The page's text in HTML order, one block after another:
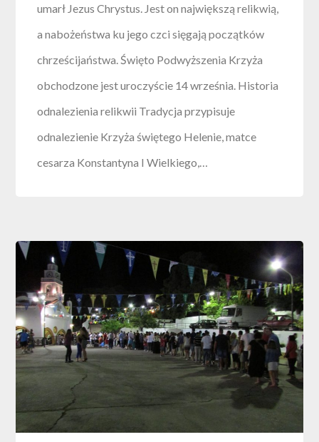
umarł Jezus Chrystus. Jest on największą relikwią,
a nabożeństwa ku jego czci sięgają początków
chrześcijaństwa. Święto Podwyższenia Krzyża
obchodzone jest uroczyście 14 września. Historia
odnalezienia relikwii Tradycja przypisuje
odnalezienie Krzyża świętego Helenie, matce
cesarza Konstantyna I Wielkiego,…